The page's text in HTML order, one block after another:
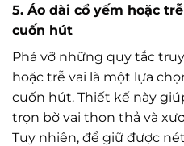
5. Áo dài cổ yếm hoặc
cuốn hút
Phá vỡ những quy tắc
hoặc trễ vai là một lựa
cuốn hút. Thiết kế này
trọn bờ vai thon thả và
Tuy nhiên, để giữ được